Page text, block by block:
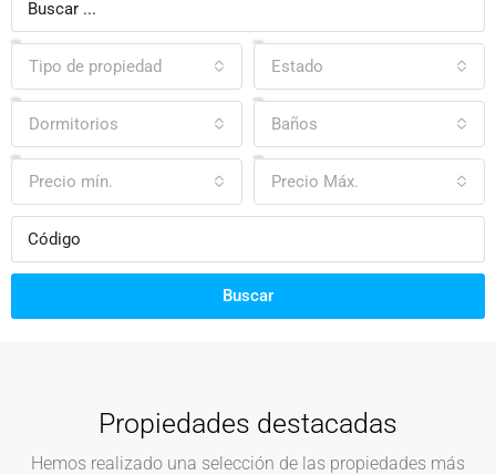
Tipo de propiedad Estado
Dormitorios Baños
Precio mín. Precio Máx.
Buscar
Propiedades destacadas
Hemos realizado una selección de las propiedades más